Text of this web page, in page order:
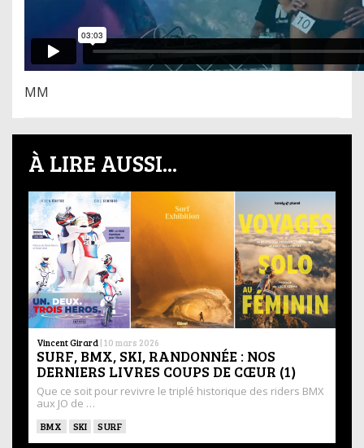
MM
À LIRE AUSSI...
Vincent Girard | 10 mars 2026
SURF, BMX, SKI, RANDONNÉE : NOS
DERNIERS LIVRES COUPS DE CŒUR (1)
Que ce soit pour revivre le triplé historique des riders BMX
aux JO de …
BMX SKI SURF